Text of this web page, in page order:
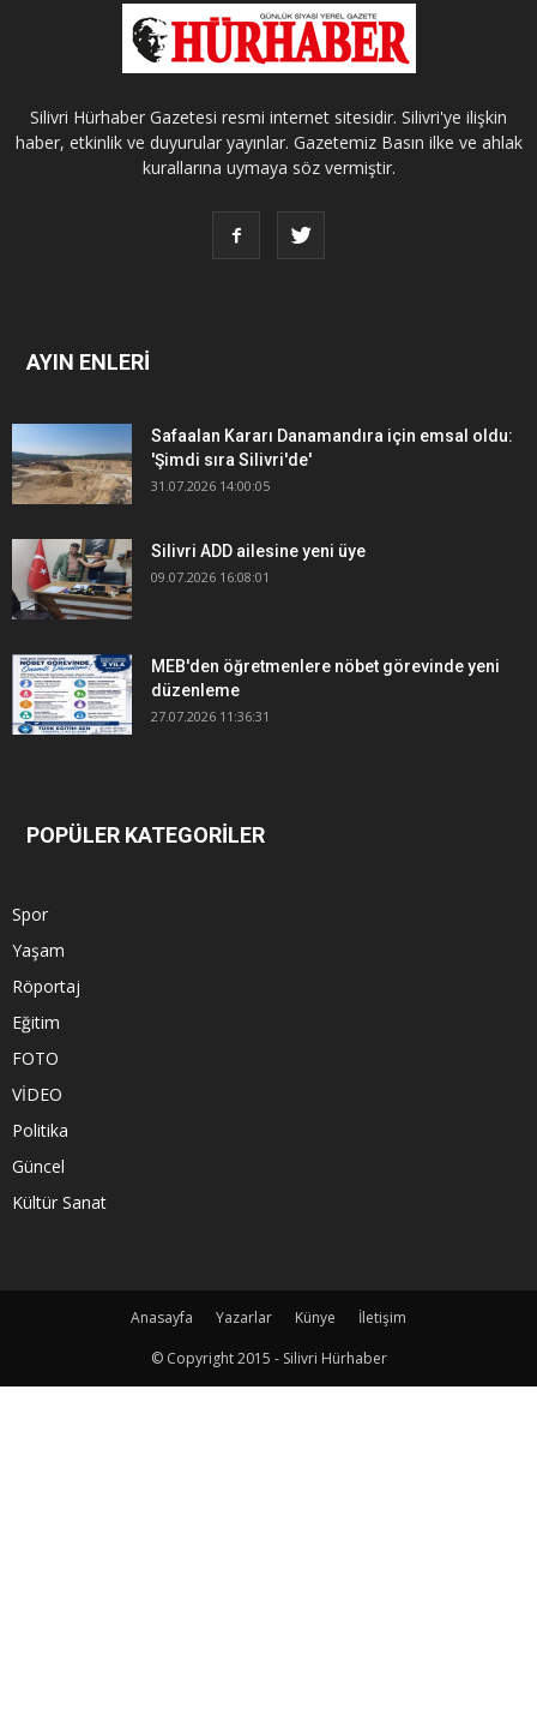
Silivri Hürhaber Gazetesi resmi internet sitesidir. Silivri'ye ilişkin
haber, etkinlik ve duyurular yayınlar. Gazetemiz Basın ilke ve ahlak
kurallarına uymaya söz vermiştir.
AYIN ENLERİ
Safaalan Kararı Danamandıra için emsal oldu:
'Şimdi sıra Silivri'de'
31.07.2026 14:00:05
Silivri ADD ailesine yeni üye
09.07.2026 16:08:01
MEB'den öğretmenlere nöbet görevinde yeni
düzenleme
27.07.2026 11:36:31
POPÜLER KATEGORİLER
Spor
Yaşam
Röportaj
Eğitim
FOTO
VİDEO
Politika
Güncel
Kültür Sanat
Anasayfa Yazarlar Künye
İletişim
© Copyright 2015 - Silivri Hürhaber